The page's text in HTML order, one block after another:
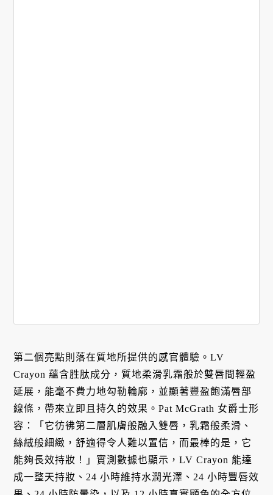
第二個亮點則落在質地所提供的感官體驗。LV
Crayon 蘊含胜肽成分，質地柔滑乳霜般於雙唇間輕盈
延展，能毫不費力地勾勒輪廓，並顯著豐盈飽滿唇部
線條，帶來立即且持久的效果。Pat McGrath 女爵士形
容：「它彷彿第二層肌膚般融入雙唇，乳霜般柔滑、
絲絨般細緻，舒適得令人難以置信，而最棒的是，它
能夠長效持妝！」實測數據也顯示，LV Crayon 能達
成一整天持妝、24 小時維持水潤光澤、24 小時豐唇效